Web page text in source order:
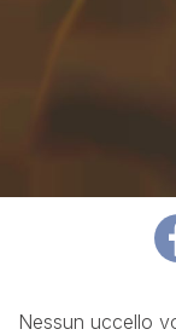
Nessun uccello